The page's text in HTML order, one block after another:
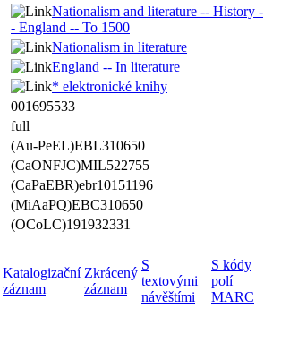
Nationalism and literature -- History -
- England -- To 1500
Nationalism in literature
England -- In literature
* elektronické knihy
001695533
full
(Au-PeEL)EBL310650
(CaONFJC)MIL522755
(CaPaEBR)ebr10151196
(MiAaPQ)EBC310650
(OCoLC)191932331
Katalogizační
záznam
Zkrácený
záznam
S
textovými
návěštími
S kódy
polí
MARC